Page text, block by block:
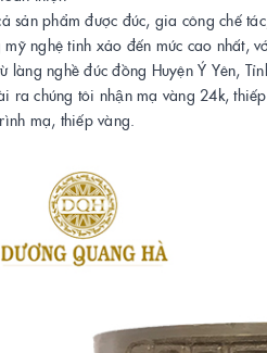
sản phẩm được đúc, gia công chế
mỹ nghệ tinh xảo đến mức cao nhất,
làng nghề đúc đồng Huyện Ý Yên,
ra chúng tôi nhận mạ vàng 24k,
mạ, thiếp vàng.